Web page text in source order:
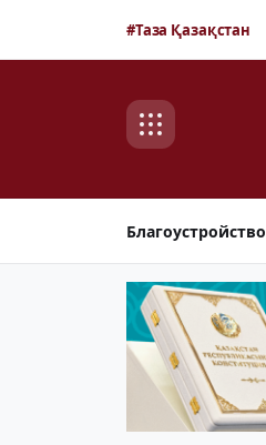
#Таза Қазақстан
Благоустройство